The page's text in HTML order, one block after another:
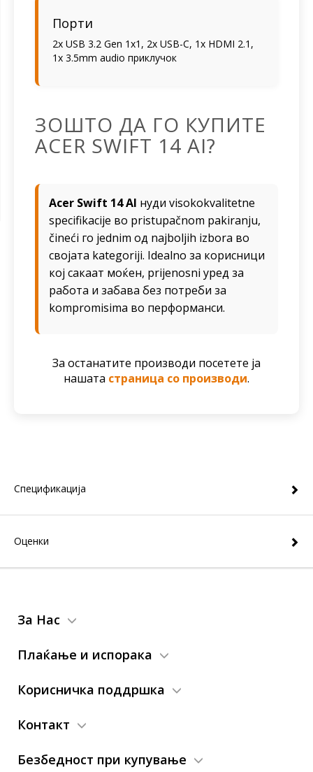
Порти
2x USB 3.2 Gen 1x1, 2x USB-C, 1x HDMI 2.1,
1x 3.5mm audio приклучок
ЗОШТО ДА ГО КУПИТЕ
ACER SWIFT 14 AI?
Acer Swift 14 AI нуди visokokvalitetne
specifikacije во pristupačnom pakiranju,
čineći го jednim од najboljih izbora во
својата kategoriji. Idealno за корисници
кој сакаат моќен, prijenosni уред за
работа и забава без потреби за
kompromisima во перформанси.
За останатите производи посетете ја
нашата страница со производи.
Спецификација
Оценки
За Нас
Плаќање и испорака
Корисничка поддршка
Контакт
Безбедност при купување